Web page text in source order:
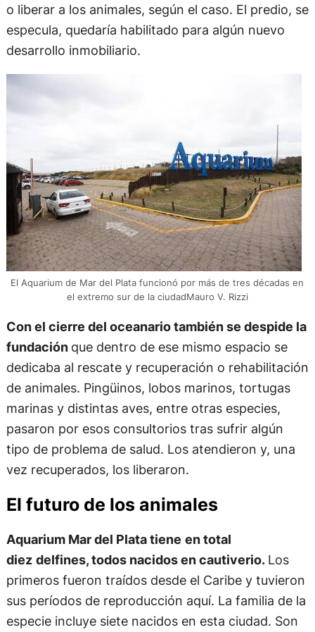
o liberar a los animales, según el caso. El predio, se
especula, quedaría habilitado para algún nuevo
desarrollo inmobiliario.
El Aquarium de Mar del Plata funcionó por más de tres décadas en
el extremo sur de la ciudadMauro V. Rizzi
Con el cierre del oceanario también se despide la
fundación que dentro de ese mismo espacio se
dedicaba al rescate y recuperación o rehabilitación
de animales. Pingüinos, lobos marinos, tortugas
marinas y distintas aves, entre otras especies,
pasaron por esos consultorios tras sufrir algún
tipo de problema de salud. Los atendieron y, una
vez recuperados, los liberaron.
El futuro de los animales
Aquarium Mar del Plata tiene en total
diez delfines, todos nacidos en cautiverio. Los
primeros fueron traídos desde el Caribe y tuvieron
sus períodos de reproducción aquí. La familia de la
especie incluye siete nacidos en esta ciudad. Son